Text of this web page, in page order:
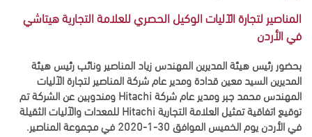
المناصير لتجارة الآليات الوكيل الحصري للعلامة التجارية هيتاشي
في الأردن
بحضور رئيس هيئة المديرين المهندس زياد المناصير ونائب رئيس هيئة
المديرين السيد معين قدادة ومدير عام شركة المناصير لتجارة الآليات
المهندس محمد جبر ومدير عام شركة Hitachi ومندوبين عن الشركة تم
توقيع اتفاقية تمثيل العلامة التجارية Hitachi للمعدات والآليات الثقيلة
في الأردن يوم الخميس الموافق 30-1-2020 في مجموعة المناصير.